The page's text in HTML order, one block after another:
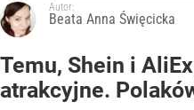
Autor:
Beata Anna Święcicka
Temu, Shein i
atrakcyjne.